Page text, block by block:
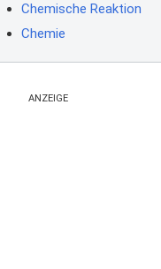
Chemische Reaktion
Chemie
ANZEIGE